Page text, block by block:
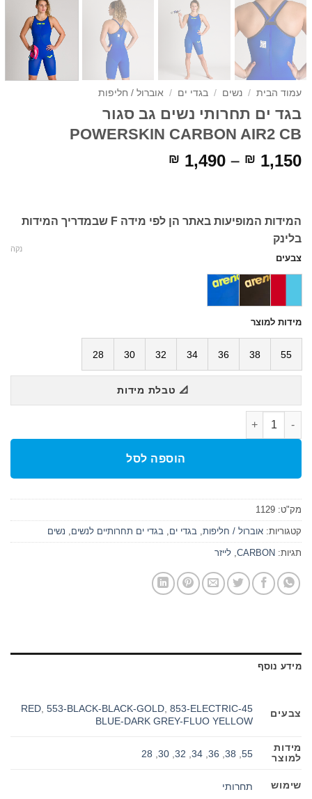
עמוד הבית / נשים / בגדי ים / אוברול / חליפות
בגד ים תחרותי נשים גב סגור
POWERSKIN CARBON AIR2 CB
₪ 1,150
–
₪ 1,490
המידות המופיעות באתר הן לפי מידה F שבמדריך המידות
בלינק
צבעים
מידות למוצר
55
38
36
34
32
30
28
נקה
📐 טבלת מידות
כמות של בגד ים תחרותי נשים גב סגור POWERSKIN CARBON AIR2 CB
הוספה לסל
מק"ט: 1129
קטגוריות: אוברול / חליפות בגדי ים בגדי ים תחרותיים לנשים נשים
תגיות: CARBON לייזר
מידע נוסף
צבעים 45-RED
, 553-BLACK-BLACK-GOLD, 853-ELECTRIC
BLUE-DARK GREY-FLUO YELLOW
מידות
למוצר
55
38
36
,
34
32
,
30
28
שימוש תחרותי